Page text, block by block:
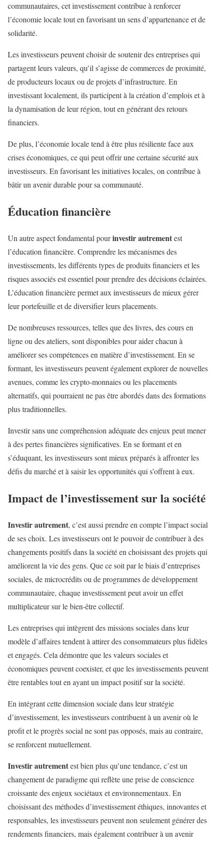
communautaires, cet investissement contribue à renforcer
l’économie locale tout en favorisant un sens d’appartenance et de
solidarité.
Les investisseurs peuvent choisir de soutenir des entreprises qui
partagent leurs valeurs, qu’il s’agisse de commerces de proximité,
de producteurs locaux ou de projets d’infrastructure. En
investissant localement, ils participent à la création d’emplois et à
la dynamisation de leur région, tout en générant des retours
financiers.
De plus, l’économie locale tend à être plus résiliente face aux
crises économiques, ce qui peut offrir une certaine sécurité aux
investisseurs. En favorisant les initiatives locales, on contribue à
bâtir un avenir durable pour sa communauté.
Éducation financière
Un autre aspect fondamental pourinvestir autrementest
l’éducation financière. Comprendre les mécanismes des
investissements, les différents types de produits financiers et les
risques associés est essentiel pour prendre des décisions éclairées.
L’éducation financière permet aux investisseurs de mieux gérer
leur portefeuille et de diversifier leurs placements.
De nombreuses ressources, telles que des livres, des cours en
ligne ou des ateliers, sont disponibles pour aider chacun à
améliorer ses compétences en matière d’investissement. En se
formant, les investisseurs peuvent également explorer de nouvelles
avenues, comme les crypto-monnaies ou les placements
alternatifs, qui pourraient ne pas être abordés dans des formations
plus traditionnelles.
Investir sans une compréhension adéquate des enjeux peut mener
à des pertes financières significatives. En se formant et en
s’éduquant, les investisseurs sont mieux préparés à affronter les
défis du marché et à saisir les opportunités qui s’offrent à eux.
Impact de l’investissement sur la société
Investir autrement, c’est aussi prendre en compte l’impact social
de ses choix. Les investisseurs ont le pouvoir de contribuer à des
changements positifs dans la société en choisissant des projets qui
améliorent la vie des gens. Que ce soit par le biais d’entreprises
sociales, de microcrédits ou de programmes de développement
communautaire, chaque investissement peut avoir un effet
multiplicateur sur le bien-être collectif.
Les entreprises qui intègrent des missions sociales dans leur
modèle d’affaires tendent à attirer des consommateurs plus fidèles
et engagés. Cela démontre que les valeurs sociales et
économiques peuvent coexister, et que les investissements peuvent
être rentables tout en ayant un impact positif sur la société.
En intégrant cette dimension sociale dans leur stratégie
d’investissement, les investisseurs contribuent à un avenir où le
profit et le progrès social ne sont pas opposés, mais au contraire,
se renforcent mutuellement.
Investir autrementest bien plus qu’une tendance, c’est un
changement de paradigme qui reflète une prise de conscience
croissante des enjeux sociétaux et environnementaux. En
choisissant des méthodes d’investissement éthiques, innovantes et
responsables, les investisseurs peuvent non seulement générer des
rendements financiers, mais également contribuer à un avenir